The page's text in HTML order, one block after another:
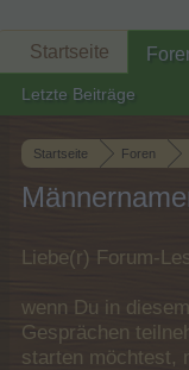
Startseite Foren
Liebe(r) Forum-
wenn Du in
Gesprächen
starten möchtest,
Startseite
Letzte Beiträge